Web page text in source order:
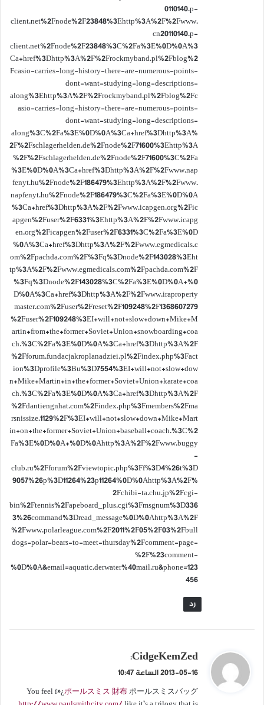
0110140.p-
client.net%2Fnode%2F23848%3Ehttp%3A%2F%2Fwww.
cn20110140.p-
client.net%2Fnode%2F23848%3C%2Fa%3E%0D%0A%3
Ca+href%3Dhttp%3A%2F%2Frockmyband.pl%2Fblog%2
Fcasio-carries-long-history-there-are-numerous-points-
dont-want-studying-long-descriptions-
along%3Ehttp%3A%2F%2Frockmyband.pl%2Fblog%2Fc
asio-carries-long-history-there-are-numerous-points-
dont-want-studying-long-descriptions-
along%3C%2Fa%3E%0D%0A%3Ca+href%3Dhttp%3A%
2F%2Fschlagerhelden.de%2Fnode%2F71600%3Ehttp%3A
%2F%2Fschlagerhelden.de%2Fnode%2F71600%3C%2Fa
%3E%0D%0A%3Ca+href%3Dhttp%3A%2F%2Fwww.nap
fenyt.hu%2Fnode%2F186479%3Ehttp%3A%2F%2Fwww.
napfenyt.hu%2Fnode%2F186479%3C%2Fa%3E%0D%0A
%3Ca+href%3Dhttp%3A%2F%2Fwww.icapgen.org%2Fic
apgen%2Fuser%2F6331%3Ehttp%3A%2F%2Fwww.icapg
en.org%2Ficapgen%2Fuser%2F6331%3C%2Fa%3E%0D
%0A%3Ca+href%3Dhttp%3A%2F%2Fwww.egmedicals.c
om%2Fpachda.com%2F%3Fq%3Dnode%2F143028%3Eht
tp%3A%2F%2Fwww.egmedicals.com%2Fpachda.com%2F
%3Fq%3Dnode%2F143028%3C%2Fa%3E%0D%0A+%0
D%0A%3Ca+href%3Dhttp%3A%2F%2Fwww.iraproperty
master.com%2Fuser%2Freset%2F109248%2F1368607279
%2Fuser%2F109248%3EI+will+not+slow+down+Mike+M
artin+from+the+former+Soviet+Union+snowboarding+coa
ch.%3C%2Fa%3E%0D%0A%3Ca+href%3Dhttp%3A%2F
%2Fforum.fundacjakroplanadziei.pl%2Findex.php%3Fact
ion%3Dprofile%3Bu%3D7554%3EI+will+not+slow+dow
n+Mike+Martin+in+the+former+Soviet+Union+karate+coa
ch.%3C%2Fa%3E%0D%0A%3Ca+href%3Dhttp%3A%2F
%2Fdantiengnhat.com%2Findex.php%3Fmembers%2Fma
rsnissize.1129%2F%3EI+will+not+slow+down+Mike+Mart
in+on+the+former+Soviet+Union+baseball+coach.%3C%2
Fa%3E%0D%0A+%0D%0Ahttp%3A%2F%2Fwww.buggy
-
club.ru%2Fforum%2Fviewtopic.php%3Ff%3D4%26t%3D
9057%26p%3D11264%23p11264%0D%0Ahttp%3A%2F%
2Fchibi-ta.chu.jp%2Fcgi-
bin%2Ftennis%2Fapeboard_plus.cgi%3Fmsgnum%3D336
3%26command%3Dread_message%0D%0Ahttp%3A%2F
%2Fwww.polarleague.com%2F2011%2F05%2F03%2Fbull
dogs-polar-bears-to-meet-thursday%2Fcomment-page-
%2F%23comment-
%0D%0A&email=aquatic.derwater%40mail.ru&phone=123
456
رد
ي
ق
ل
CidgeKemZed
:
2013-05-16 الساعة 10:47
You feel ï»¿ポールスミス 財布ポールスミスバッグ